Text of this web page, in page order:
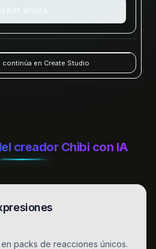
continúa en Create Studio
creador Chibi con IA
packs de reacciones únicos.